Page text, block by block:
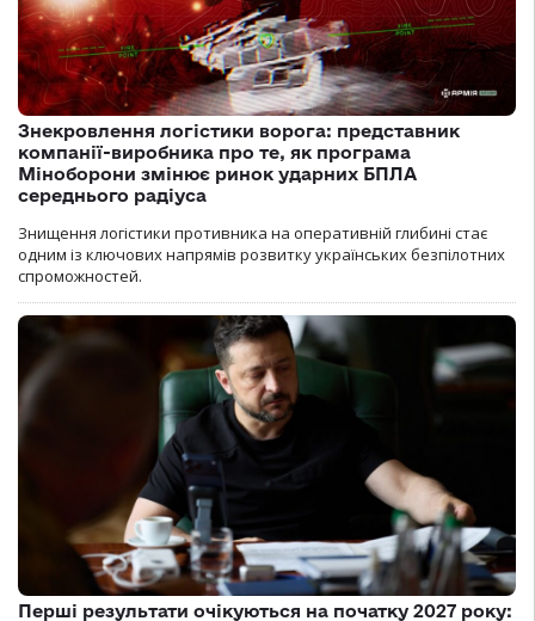
Знекровлення логістики ворога: представник
компанії-виробника про те, як програма
Міноборони змінює ринок ударних БПЛА
середнього радіуса
Знищення логістики противника на оперативній глибині стає
одним із ключових напрямів розвитку українських безпілотних
спроможностей.
Перші результати очікуються на початку 2027 року: